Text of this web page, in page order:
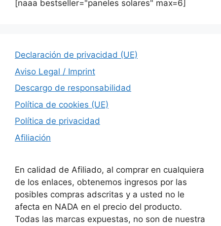
[naaa bestseller="paneles solares" max=6]
Declaración de privacidad (UE)
Aviso Legal / Imprint
Descargo de responsabilidad
Política de cookies (UE)
Política de privacidad
Afiliación
En calidad de Afiliado, al comprar en cualquiera
de los enlaces, obtenemos ingresos por las
posibles compras adscritas y a usted no le
afecta en NADA en el precio del producto.
Todas las marcas expuestas, no son de nuestra